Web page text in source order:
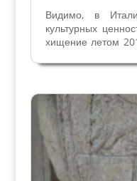
Видимо, в
культурных
хищение летом
резонанса.
местной газете, и
Верона